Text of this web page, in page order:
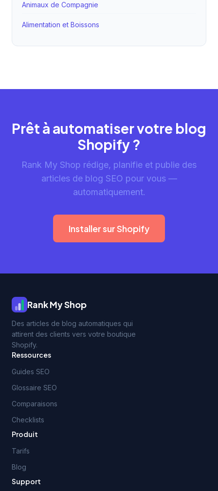
Animaux de Compagnie
Alimentation et Boissons
Prêt à automatiser votre blog
Shopify ?
Rank My Shop rédige, planifie et publie des
articles de blog SEO pour vous —
automatiquement.
Installer sur Shopify
Rank My Shop
Des articles de blog automatiques qui
attirent des clients vers votre boutique
Shopify.
Ressources
Guides SEO
Glossaire SEO
Comparaisons
Checklists
Produit
Tarifs
Blog
Support